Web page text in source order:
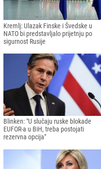
Bjelorusiji
Kremlj: Ulazak Finske i Švedske u
sigurnost Rusije